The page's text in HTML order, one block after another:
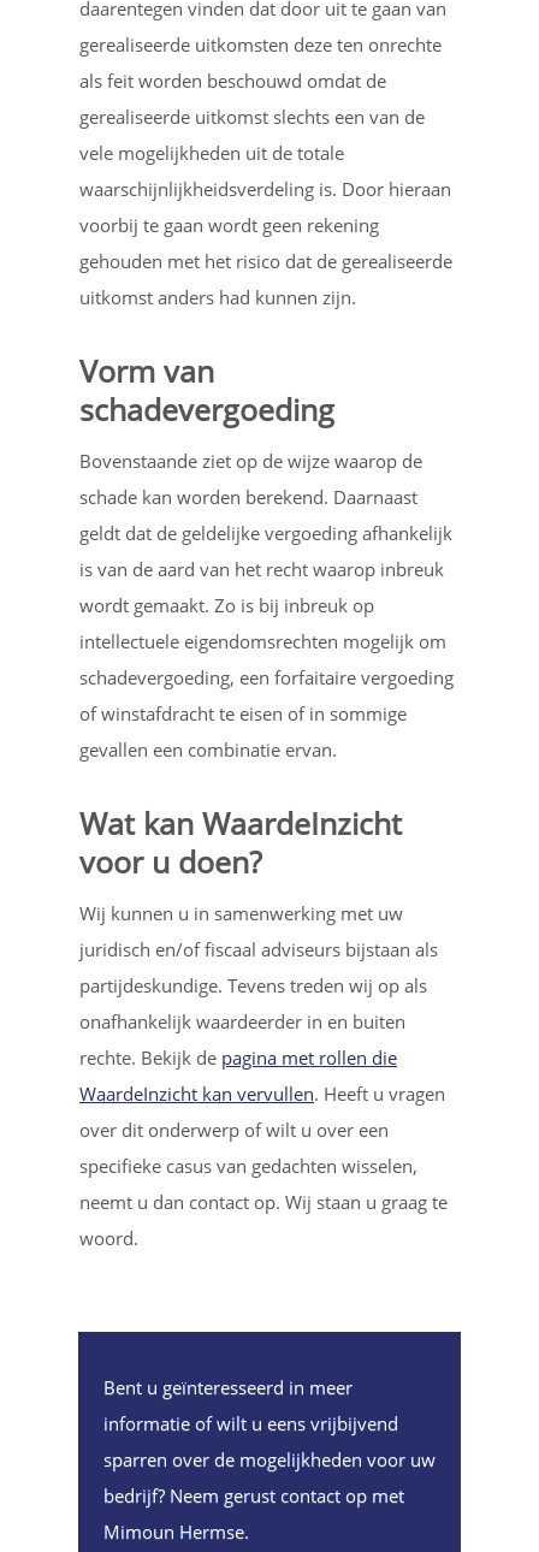
daarentegen vinden dat door uit te gaan van
gerealiseerde uitkomsten deze ten onrechte
als feit worden beschouwd omdat de
gerealiseerde uitkomst slechts een van de
vele mogelijkheden uit de totale
waarschijnlijkheidsverdeling is. Door hieraan
voorbij te gaan wordt geen rekening
gehouden met het risico dat de gerealiseerde
uitkomst anders had kunnen zijn.
Vorm van
schadevergoeding
Bovenstaande ziet op de wijze waarop de
schade kan worden berekend. Daarnaast
geldt dat de geldelijke vergoeding afhankelijk
is van de aard van het recht waarop inbreuk
wordt gemaakt. Zo is bij inbreuk op
intellectuele eigendomsrechten mogelijk om
schadevergoeding, een forfaitaire vergoeding
of winstafdracht te eisen of in sommige
gevallen een combinatie ervan.
Wat kan WaardeInzicht
voor u doen?
Wij kunnen u in samenwerking met uw
juridisch en/of fiscaal adviseurs bijstaan als
partijdeskundige. Tevens treden wij op als
onafhankelijk waardeerder in en buiten
rechte. Bekijk de pagina met rollen die
WaardeInzicht kan vervullen. Heeft u vragen
over dit onderwerp of wilt u over een
specifieke casus van gedachten wisselen,
neemt u dan contact op. Wij staan u graag te
woord.
Bent u geïnteresseerd in meer
informatie of wilt u eens vrijbijvend
sparren over de mogelijkheden voor uw
bedrijf? Neem gerust contact op met
Mimoun Hermse.